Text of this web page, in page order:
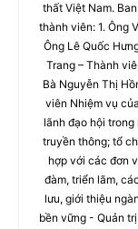
thất Việt Nam.
thành viên: 1. Ông
Ông Lê Quốc
Trang – Thành
Bà Nguyễn Thị
viên Nhiệm vụ
lãnh đạo hội
truyền thông; tổ
hợp với các đơn
đàm, triển lãm,
lưu, giới thiệu
bền vững - Quản